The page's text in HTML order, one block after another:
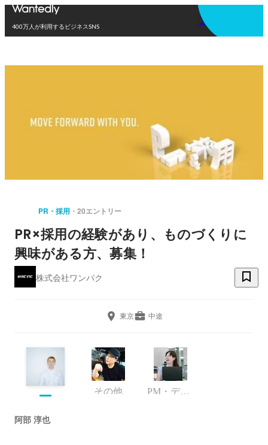
400万人が利用するビジネスSNS
アプリを使う
PR・採用 20エントリー
PR×採用の経験があり、ものづくりに
興味がある方、募集！
株式会社ワンパク
東京 中途
その他 PM・ディレクター・広報
阿部 淳也